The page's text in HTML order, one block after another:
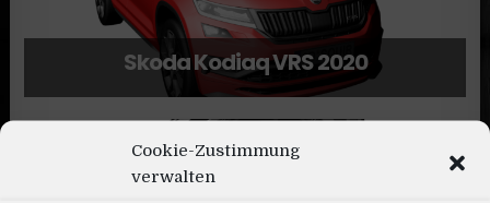
Cookie-Zustimmung
verwalten
Skoda Kodiaq VRS 2020